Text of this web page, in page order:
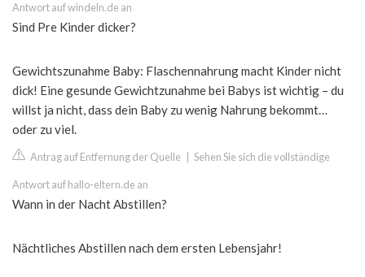
Antwort auf windeln.de an
Sind Pre Kinder dicker?
Gewichtszunahme Baby: Flaschennahrung macht Kinder nicht
dick! Eine gesunde Gewichtzunahme bei Babys ist wichtig – du
willst ja nicht, dass dein Baby zu wenig Nahrung bekommt…
oder zu viel.
Antrag auf Entfernung der Quelle Sehen Sie sich die vollständige
Antwort auf hallo-eltern.de an
Wann in der Nacht Abstillen?
Nächtliches Abstillen nach dem ersten Lebensjahr!